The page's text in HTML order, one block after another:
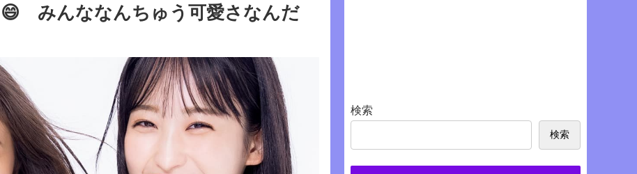
😄 みんななんちゅう可愛さなんだ
検索
検索